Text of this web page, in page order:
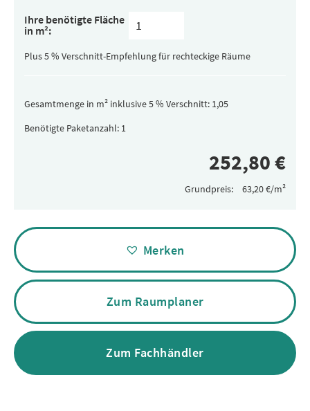
Inhalt
pro
Paket
Ihre benötigte Fläche
in m²:
Plus 5 % Verschnitt-Empfehlung für rechteckige Räume
Gesamtmenge in m² inklusive 5 % Verschnitt:
Benötigte Paketanzahl:
Grundpreis:
Alternative:
Merken
Zum Raumplaner
Zum Fachhändler